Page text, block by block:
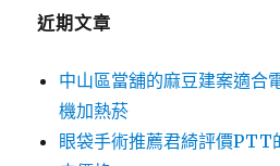
近期文章
中山區當舖的麻豆建案適合
機加熱菸
眼袋手術推薦君綺評價PTT